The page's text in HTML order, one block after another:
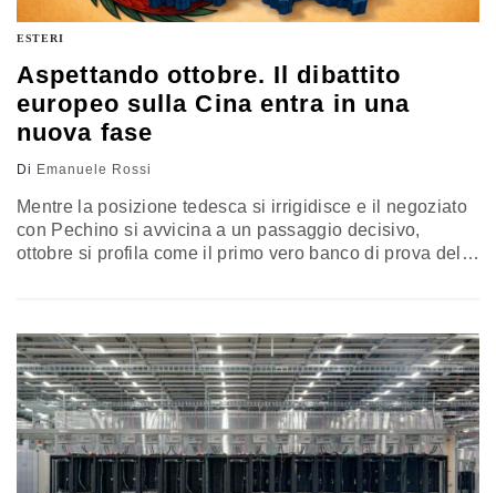
ESTERI
Aspettando ottobre. Il dibattito
europeo sulla Cina entra in una
nuova fase
Di Emanuele Rossi
Mentre la posizione tedesca si irrigidisce e il negoziato
con Pechino si avvicina a un passaggio decisivo,
ottobre si profila come il primo vero banco di prova del